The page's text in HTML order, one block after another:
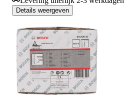
Details weergeven